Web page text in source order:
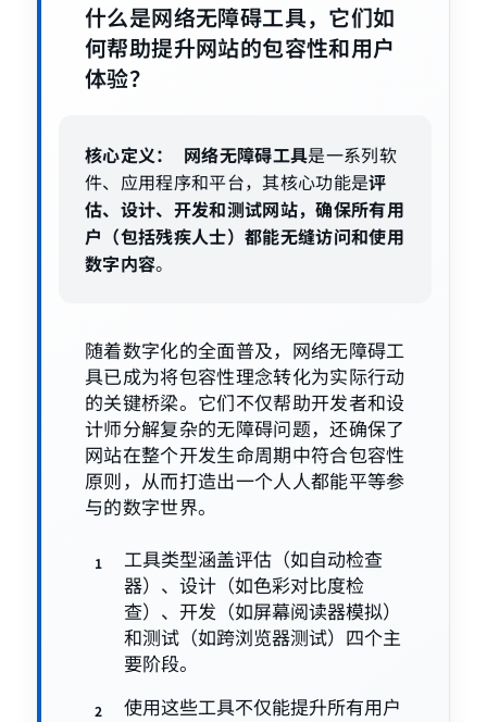
什么是网络无障碍工具，它们如
何帮助提升网站的包容性和用户
体验？
核心定义： 网络无障碍工具是一系列软
件、应用程序和平台，其核心功能是评
估、设计、开发和测试网站，确保所有用
户（包括残疾人士）都能无缝访问和使用
数字内容。
随着数字化的全面普及，网络无障碍工
具已成为将包容性理念转化为实际行动
的关键桥梁。它们不仅帮助开发者和设
计师分解复杂的无障碍问题，还确保了
网站在整个开发生命周期中符合包容性
原则，从而打造出一个人人都能平等参
与的数字世界。
工具类型涵盖评估（如自动检查
器）、设计（如色彩对比度检
查）、开发（如屏幕阅读器模拟）
和测试（如跨浏览器测试）四个主
要阶段。
使用这些工具不仅能提升所有用户